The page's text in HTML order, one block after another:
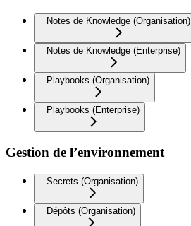
Notes de Knowledge (Organisation)
Notes de Knowledge (Enterprise)
Playbooks (Organisation)
Playbooks (Enterprise)
Gestion de l’environnement
Secrets (Organisation)
Dépôts (Organisation)